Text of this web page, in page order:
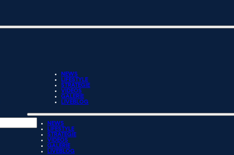
NEWS
LIFESTYLE
STRATEGIE
VIDEOS
GALERIE
LIVEBLOG
NEWS
LIFESTYLE
STRATEGIE
VIDEOS
GALERIE
LIVEBLOG